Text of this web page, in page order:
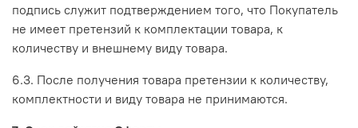
подпись служит подтверждением того, что Покупатель
не имеет претензий к комплектации товара, к
количеству и внешнему виду товара.
6.3. После получения товара претензии к количеству,
комплектности и виду товара не принимаются.